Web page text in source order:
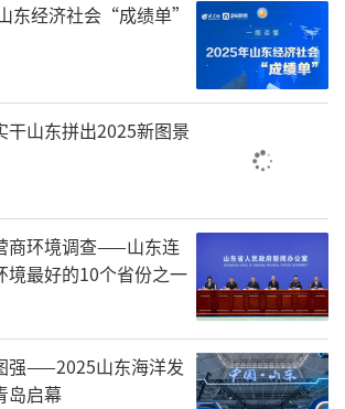
合全德州市景区、商圈、餐
优质资源，深耕票根经济，构
区推出门票折扣、二次消费立
步开启冰雪主题满减、折扣让
构通过“云闪付”APP发放冰雪
物券，支持券额叠加使用。德
票通”更聚焦冰雪嗨玩体验，
东经济社会“成绩单”
山东拼出2025新图景
商环境调查——山东连
境最好的10个省份之一
强——2025山东海洋发
岛启幕